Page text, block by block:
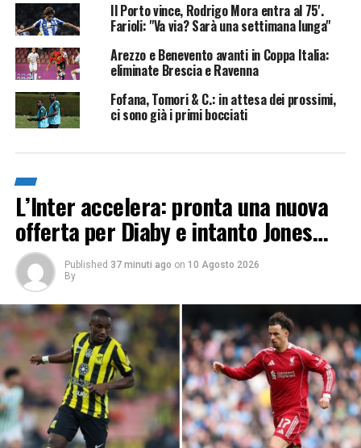
Il Porto vince, Rodrigo Mora entra al 75'.
Farioli: "Va via? Sarà una settimana lunga"
Arezzo e Benevento avanti in Coppa Italia:
eliminate Brescia e Ravenna
Fofana, Tomori & C.: in attesa dei prossimi,
ci sono già i primi bocciati
L’Inter accelera: pronta una nuova
offerta per Diaby e intanto Jones…
Published 37 minuti ago on 10 Agosto 2026
By